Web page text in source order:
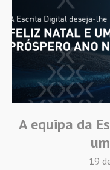
A equipa da
19